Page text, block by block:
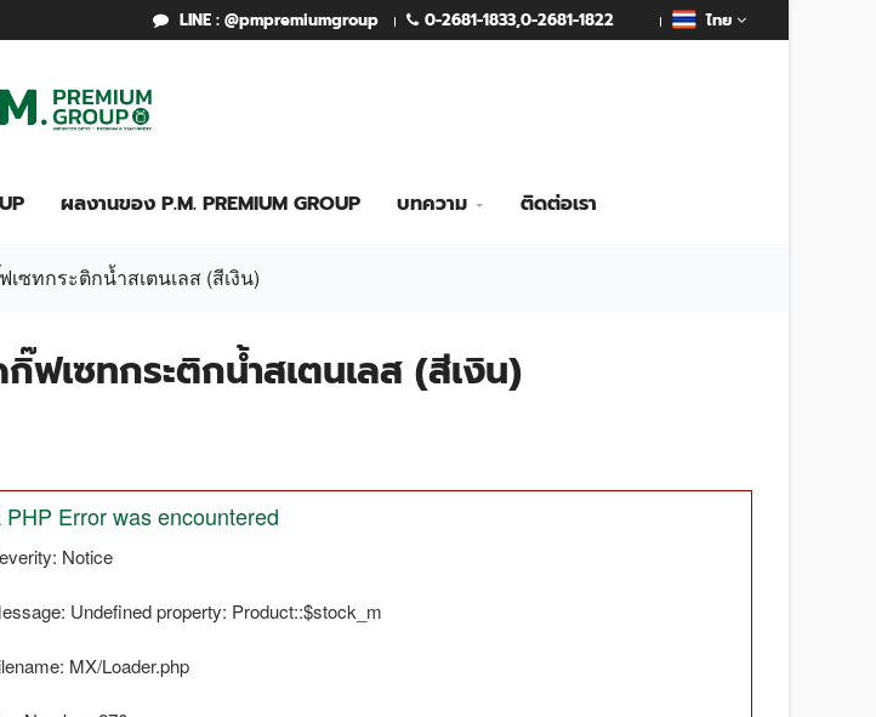
LINE : @pmpremiumgroup 0-2681-1833,0-2681-1822 ไทย
ผลงานของ P.M. PREMIUM GROUP บทความ ติดต่อเรา
เซทกระติกน้ำสเตนเลส (สีเงิน)
ฟเซทกระติกน้ำสเตนเลส (สีเงิน)
PHP Error was encountered
Notice
Undefined property: Product::$stock_m
MX/Loader.php